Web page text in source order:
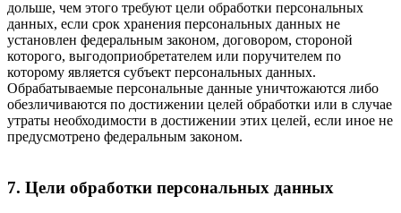
дольше, чем этого требуют цели обработки персональных
данных, если срок хранения персональных данных не
установлен федеральным законом, договором, стороной
которого, выгодоприобретателем или поручителем по
которому является субъект персональных данных.
Обрабатываемые персональные данные уничтожаются либо
обезличиваются по достижении целей обработки или в случае
утраты необходимости в достижении этих целей, если иное не
предусмотрено федеральным законом.
7. Цели обработки персональных данных